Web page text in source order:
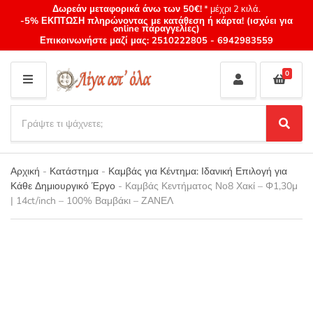
Δωρεάν μεταφορικά άνω των 50€!* μέχρι 2 κιλά.
-5% ΕΚΠΤΩΣΗ πληρώνοντας με κατάθεση ή κάρτα! (ισχύει για
online παραγγελίες)
Επικοινωνήστε μαζί μας: 2510222805 - 6942983559
M
E
N
U
Category
name
a
r
c
h
p
r
S
e
a
r
c
0
Αρχική - Κατάστημα - Καμβάς για Κέντημα: Ιδανική Επιλογή για
Κάθε Δημιουργικό Έργο - Καμβάς Κεντήματος Νο8 Χακί – Φ1,30μ
| 14ct/inch – 100% Βαμβάκι – ΖΑΝΕΛ